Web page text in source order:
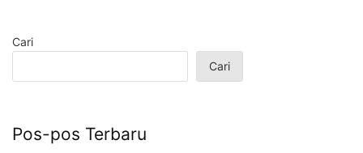
Cari
Cari
Pos-pos Terbaru